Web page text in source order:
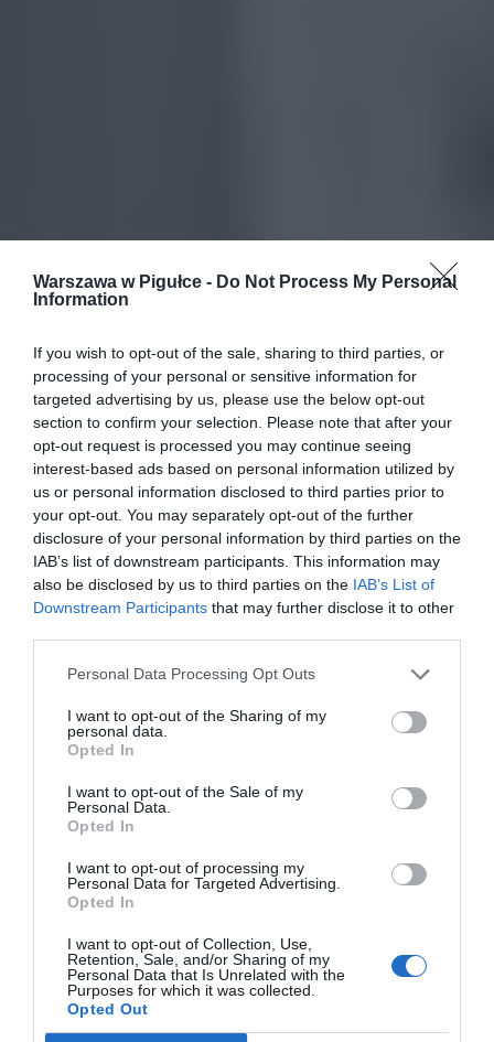
Warszawa w Pigułce - Do Not Process My Personal
Information
If you wish to opt-out of the sale, sharing to third parties, or
processing of your personal or sensitive information for
targeted advertising by us, please use the below opt-out
section to confirm your selection. Please note that after your
opt-out request is processed you may continue seeing
interest-based ads based on personal information utilized by
us or personal information disclosed to third parties prior to
your opt-out. You may separately opt-out of the further
disclosure of your personal information by third parties on the
IAB’s list of downstream participants. This information may
also be disclosed by us to third parties on the IAB’s List of
Downstream Participants that may further disclose it to other
Personal Data Processing Opt Outs
I want to opt-out of the Sharing of my
personal data.
Opted In
I want to opt-out of the Sale of my
Personal Data.
Opted In
I want to opt-out of processing my
Personal Data for Targeted Advertising.
Opted In
I want to opt-out of Collection, Use,
Retention, Sale, and/or Sharing of my
Personal Data that Is Unrelated with the
Purposes for which it was collected.
Opted Out